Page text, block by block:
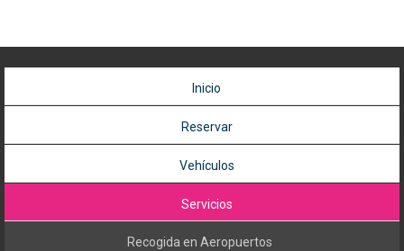
Inicio
Reservar
Vehículos
Servicios
Recogida en Aeropuertos